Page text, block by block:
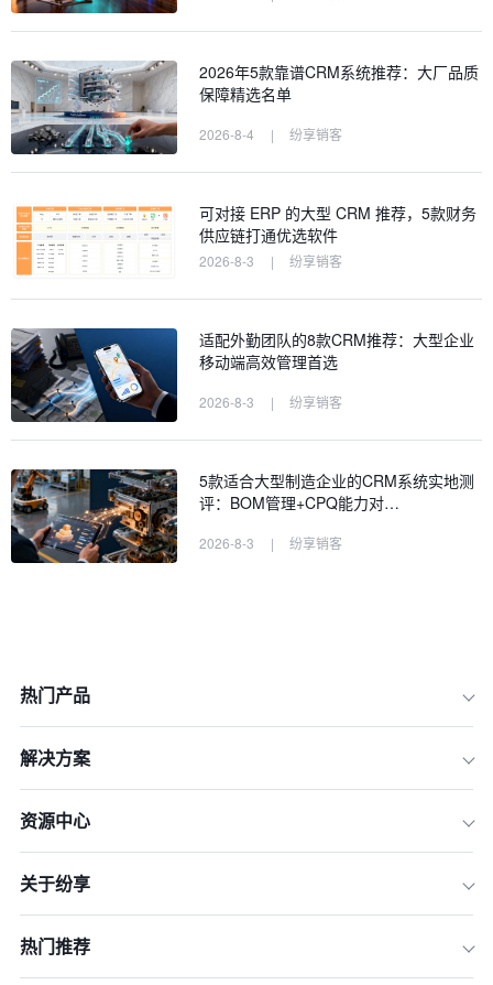
三、流程自动化篇：驱动庞大组织的协
四、综合实战案例：某新能源集团的C
2026年5款靠谱CRM系统推荐：大厂品质
保障精选名单
2026-8-4 | 纷享销客
可对接 ERP 的大型 CRM 推荐，5款财务
供应链打通优选软件
2026-8-3 | 纷享销客
适配外勤团队的8款CRM推荐：大型企业
移动端高效管理首选
2026-8-3 | 纷享销客
5款适合大型制造企业的CRM系统实地测
评：BOM管理+CPQ能力对…
2026-8-3 | 纷享销客
热门产品
解决方案
资源中心
关于纷享
热门推荐